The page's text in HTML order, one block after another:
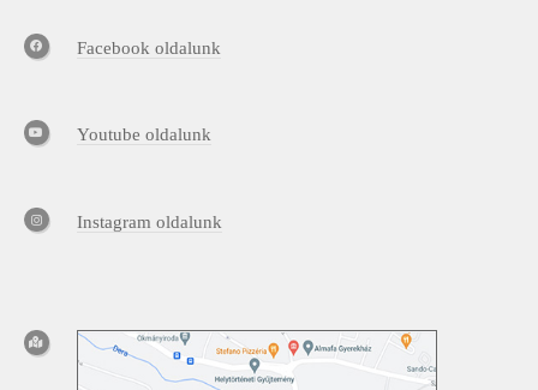
Facebook oldalunk
Youtube oldalunk
Instagram oldalunk